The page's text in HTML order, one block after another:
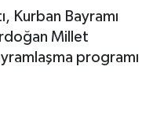
Kurban Bayramı
Millet
programı
Fikstür